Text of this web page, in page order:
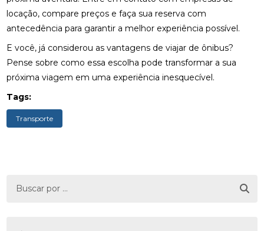
locação, compare preços e faça sua reserva com
antecedência para garantir a melhor experiência possível.
E você, já considerou as vantagens de viajar de ônibus?
Pense sobre como essa escolha pode transformar a sua
próxima viagem em uma experiência inesquecível.
Tags:
Transporte